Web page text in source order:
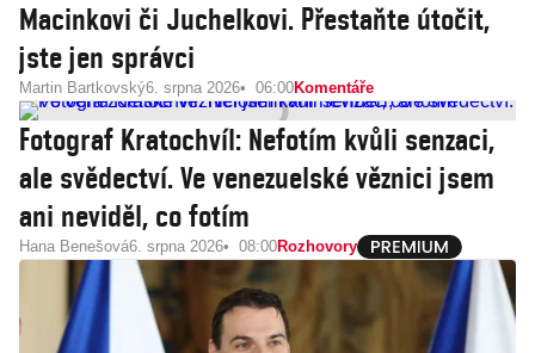
Macinkovi či Juchelkovi. Přestaňte útočit,
jste jen správci
Martin Bartkovský6. srpna 2026 06:00Komentáře
Fotograf Kratochvíl: Nefotím kvůli senzaci,
ale svědectví. Ve venezuelské věznici jsem
ani neviděl, co fotím
Hana Benešová6. srpna 2026 08:00Rozhovory